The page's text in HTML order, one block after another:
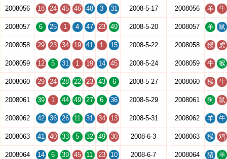
2008056 18 24 45 46 48 3 31 2008-5-17
2008057 6 25 1 4 47 23 49 2008-5-20
2008058 29 23 34 19 41 1 15 2008-5-22
2008059 12 5 31 1 19 14 45 2008-5-24
2008060 29 24 28 22 23 43 6 2008-5-27
2008061 39 1 44 49 27 6 36 2008-5-29
2008062 42 36 26 11 31 34 13 2008-5-31
2008063 41 40 33 5 32 49 30 2008-6-3
2008064 14 6 39 45 11 23 10 2008-6-7
2008056 羊 牛
2008057 羊 鼠
2008058 猴 虎
2008059 牛 猴
2008060 猴 牛
2008061 狗 鼠
2008062 羊 牛
2008063 猴 鸡
2008064 猪 羊